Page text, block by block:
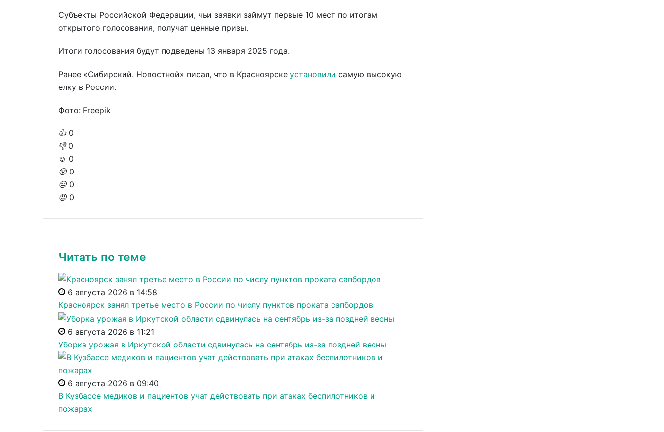
Субъекты Российской Федерации, чьи заявки займут первые 10 мест по итогам
открытого голосования, получат ценные призы.
Итоги голосования будут подведены 13 января 2025 года.
Ранее «Сибирский. Новостной» писал, что в Красноярске установили самую высокую
елку в России.
Фото: Freepik
👍 0
👎 0
☺️ 0
😲 0
😔 0
😡 0
Читать по теме
6 августа 2026 в 14:58
Красноярск занял третье место в России по числу пунктов проката сапбордов
6 августа 2026 в 11:21
Уборка урожая в Иркутской области сдвинулась на сентябрь из-за поздней весны
6 августа 2026 в 09:40
В Кузбассе медиков и пациентов учат действовать при атаках беспилотников и
пожарах